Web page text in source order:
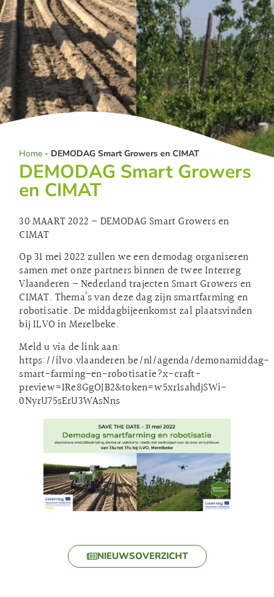
Home - DEMODAG Smart Growers en CIMAT
DEMODAG Smart Growers
en CIMAT
30 MAART 2022 – DEMODAG Smart Growers en
CIMAT
Op 31 mei 2022 zullen we een demodag organiseren
samen met onze partners binnen de twee Interreg
Vlaanderen – Nederland trajecten Smart Growers en
CIMAT. Thema’s van deze dag zijn smartfarming en
robotisatie. De middagbijeenkomst zal plaatsvinden
bij ILVO in Merelbeke.
Meld u via de link aan:
https://ilvo.vlaanderen.be/nl/agenda/demonamiddag-
smart-farming-en-robotisatie?x-craft-
preview=IRe8GgOJB2&token=w5xr1sahdjSWi-
0NyrU75sErU3WAsNns
NIEUWSOVERZICHT